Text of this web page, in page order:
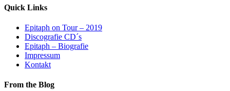
Quick Links
Epitaph on Tour – 2019
Discografie CD´s
Epitaph – Biografie
Impressum
Kontakt
From the Blog